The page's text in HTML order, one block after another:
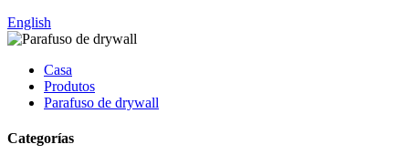
English
Casa
Produtos
Parafuso de drywall
Categorías